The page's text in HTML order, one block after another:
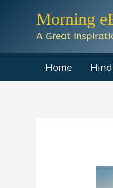
Morning
A Great
Home